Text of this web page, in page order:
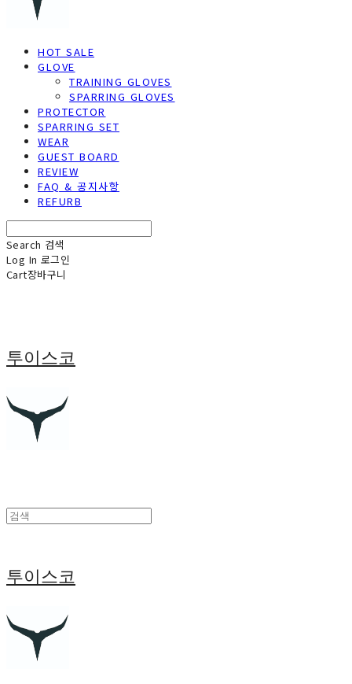
HOT SALE
GLOVE
TRAINING GLOVES
SPARRING GLOVES
PROTECTOR
SPARRING SET
WEAR
GUEST BOARD
REVIEW
FAQ & 공지사항
REFURB
Search 검색
Log In 로그인
Cart장바구니
투이스코
투이스코